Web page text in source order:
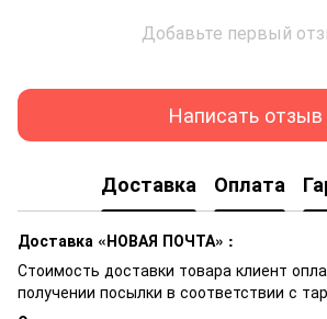
Добавьте первый
Написать отзыв
Доставка Оплата
Доставка «НОВАЯ ПОЧТА» :
Стоимость доставки товара клиент
получении посылки в соответствии с